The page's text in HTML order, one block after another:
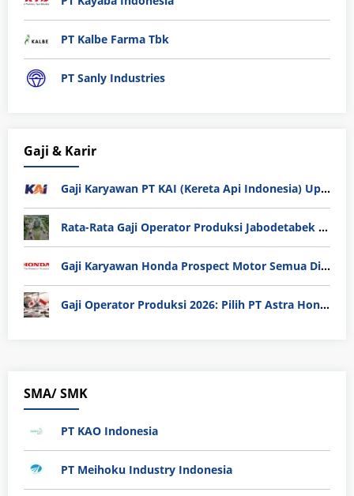
PT Kalbe Farma Tbk
PT Sanly Industries
Gaji & Karir
Gaji Karyawan PT KAI (Kereta Api Indonesia) Update 2025
Rata-Rata Gaji Operator Produksi Jabodetabek 2025: Bedah Tuntas UMK, Lemburan, dan Realita Hidup Buruh
Gaji Karyawan Honda Prospect Motor Semua Divisi
Gaji Operator Produksi 2026: Pilih PT Astra Honda Motor (AHM) atau Manufaktur di Jepang?
SMA/ SMK
PT KAO Indonesia
PT Meihoku Industry Indonesia